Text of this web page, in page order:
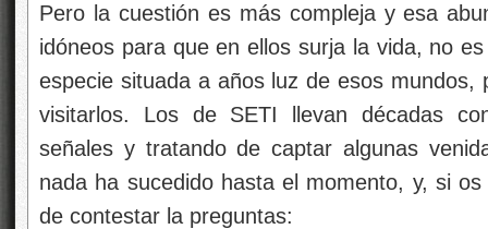
Pero la cuestión es más compleja y esa
idóneos para que en ellos surja la vida, no
especie situada a años luz de esos
visitarlos. Los de SETI llevan décadas
señales y tratando de captar algunas
nada ha sucedido hasta el momento, y, si
de contestar la preguntas: